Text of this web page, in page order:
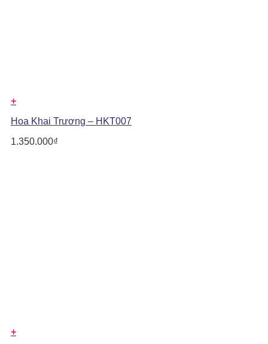
+
Hoa Khai Trương – HKT007
1.350.000₫
+